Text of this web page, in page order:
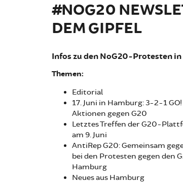
#NOG20
DEM GIPFEL
Infos zu den NoG20-Protesten
Themen:
Editorial
17. Juni in Hamburg: 3-2-1
Aktionen gegen G20
Letztes Treffen der G20-
am 9. Juni
AntiRep G20: Gemeinsam
bei den Protesten gegen den
Hamburg
Neues aus Hamburg